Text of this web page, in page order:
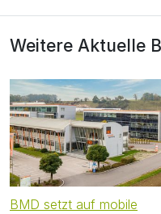
Weitere Aktuelle
BMD setzt auf mobile